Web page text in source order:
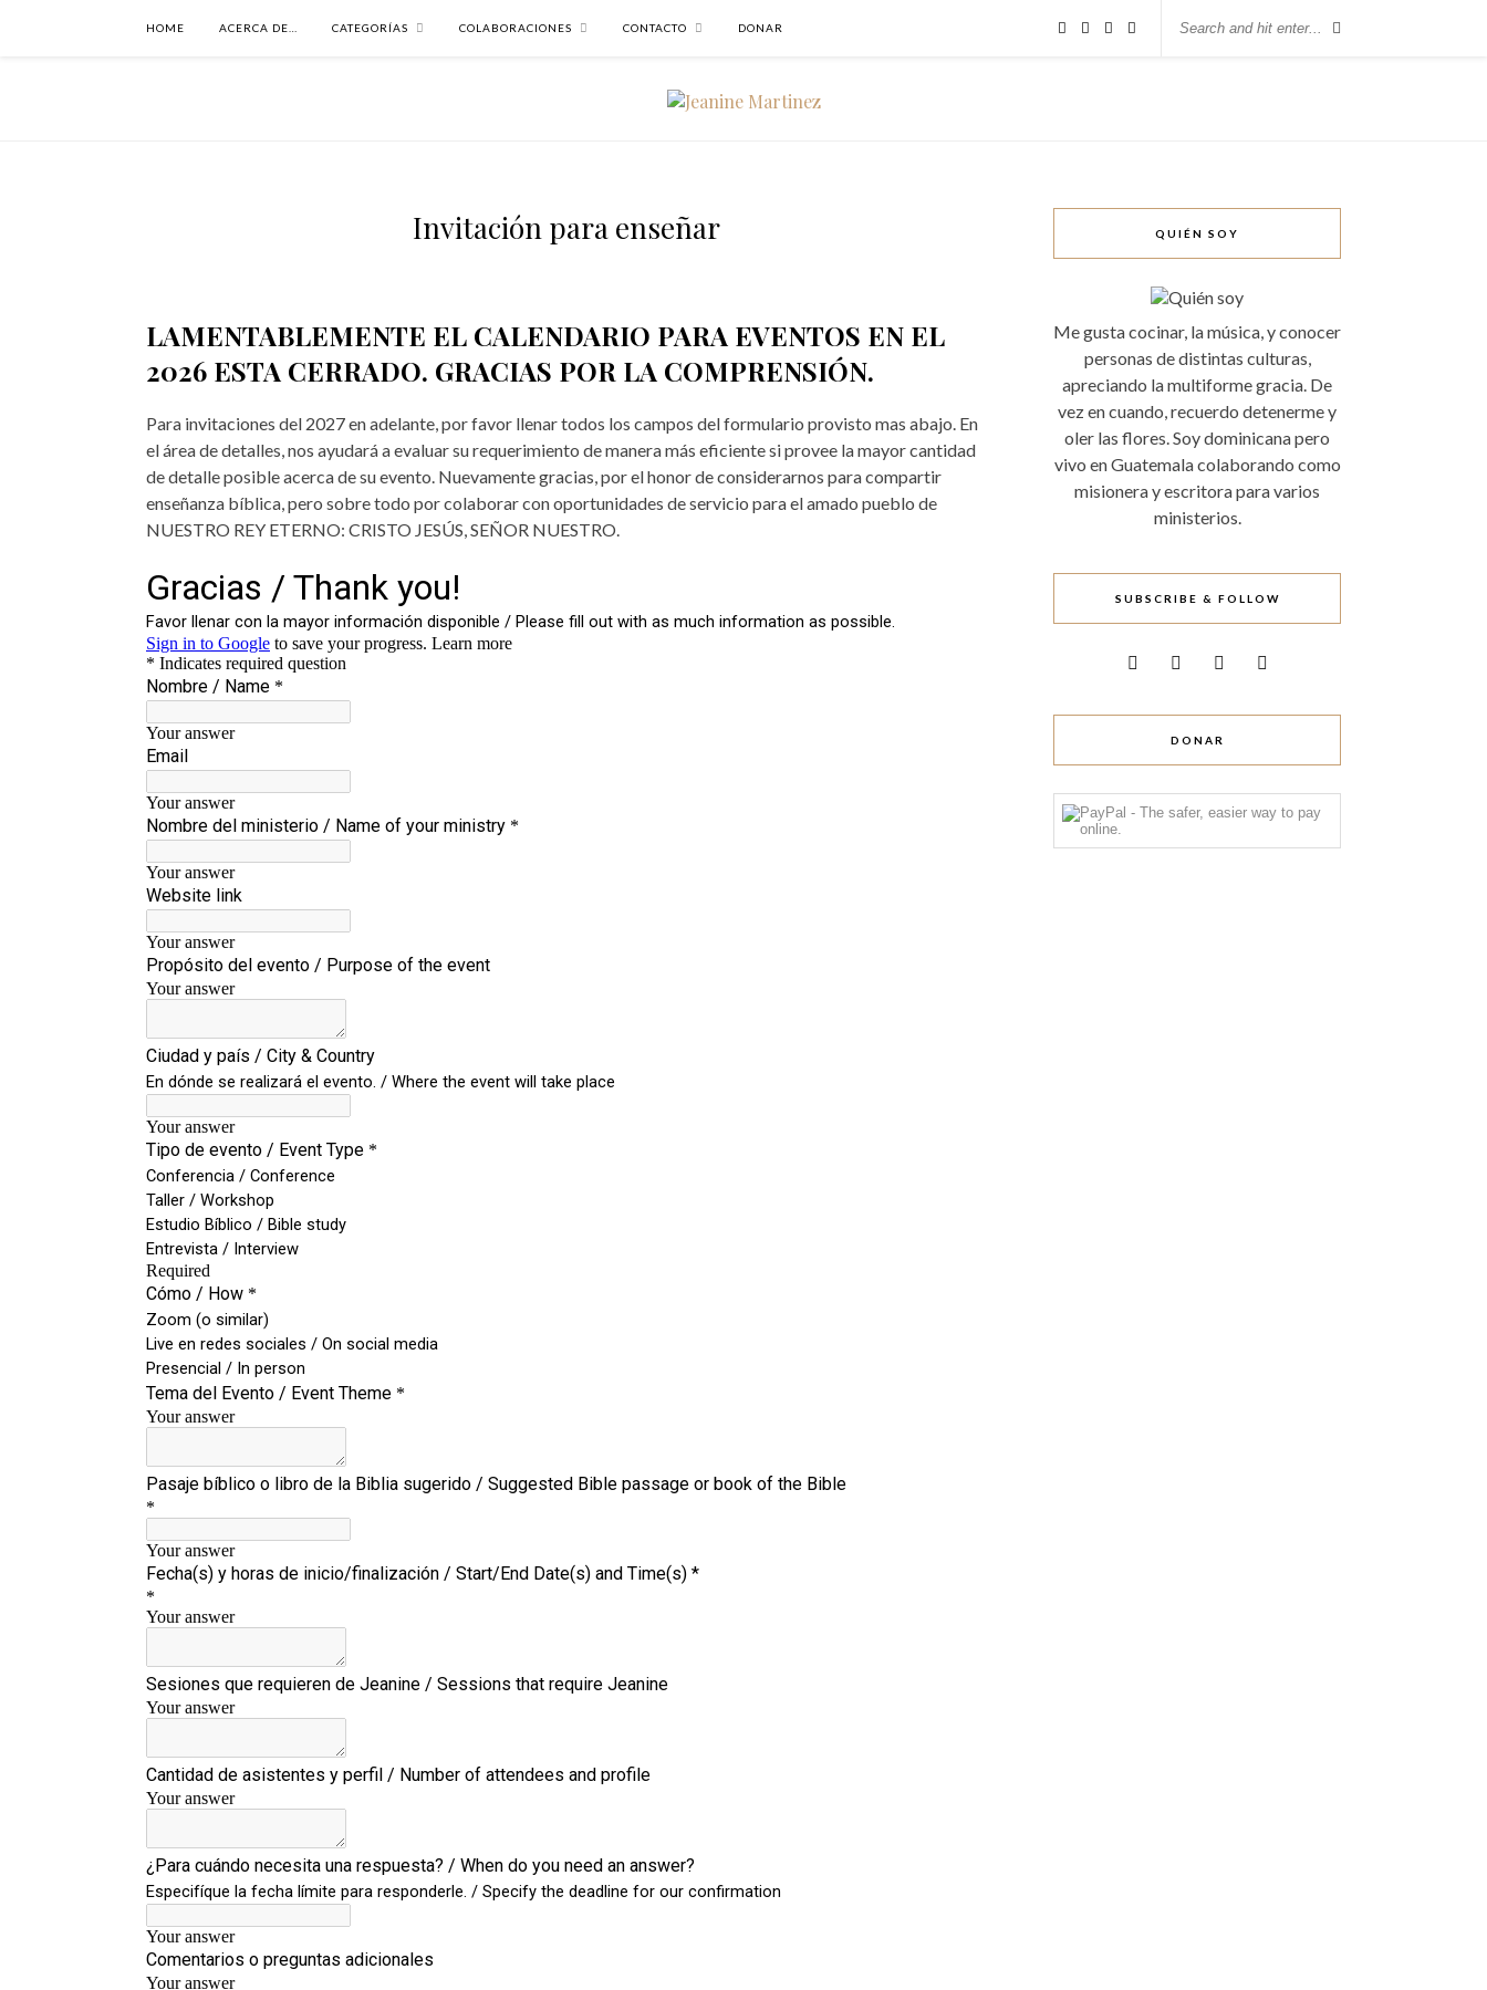
HOME ACERCA DE… CATEGORÍAS COLABORACIONES CONTACTO DONAR
Invitación para enseñar
LAMENTABLEMENTE EL CALENDARIO PARA EVENTOS EN EL
2026 ESTA CERRADO. GRACIAS POR LA COMPRENSIÓN.
Para invitaciones del 2027 en adelante, por favor llenar todos los campos del formulario provisto mas abajo. En
el área de detalles, nos ayudará a evaluar su requerimiento de manera más eficiente si provee la mayor cantidad
de detalle posible acerca de su evento. Nuevamente gracias, por el honor de considerarnos para compartir
enseñanza bíblica, pero sobre todo por colaborar con oportunidades de servicio para el amado pueblo de
NUESTRO REY ETERNO: CRISTO JESÚS, SEÑOR NUESTRO.
QUIÉN SOY
Me gusta cocinar, la música, y conocer
personas de distintas culturas,
apreciando la multiforme gracia. De
vez en cuando, recuerdo detenerme y
oler las flores. Soy dominicana pero
vivo en Guatemala colaborando como
misionera y escritora para varios
ministerios.
SUBSCRIBE & FOLLOW
DONAR